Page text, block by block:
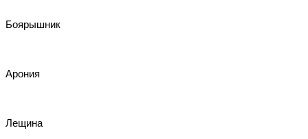
Боярышник
Арония
Лещина